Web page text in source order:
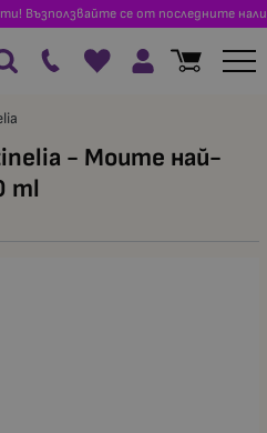
Възползвайте се от последните
- Моите най-
ml